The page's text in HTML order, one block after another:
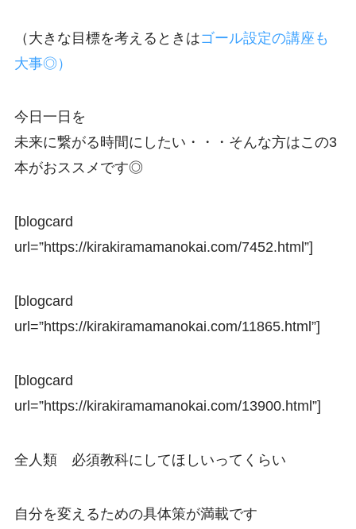
（大きな目標を考えるときはゴール設定の講座も
大事◎）
今日一日を
未来に繋がる時間にしたい・・・そんな方はこの3
本がおススメです◎
[blogcard
url=”https://kirakiramamanokai.com/7452.html”]
[blogcard
url=”https://kirakiramamanokai.com/11865.html”]
[blogcard
url=”https://kirakiramamanokai.com/13900.html”]
全人類 必須教科にしてほしいってくらい
自分を変えるための具体策が満載です